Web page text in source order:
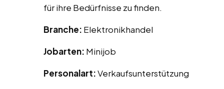
für ihre Bedürfnisse zu finden.
Branche: Elektronikhandel
Jobarten: Minijob
Personalart:Verkaufsunterstützung